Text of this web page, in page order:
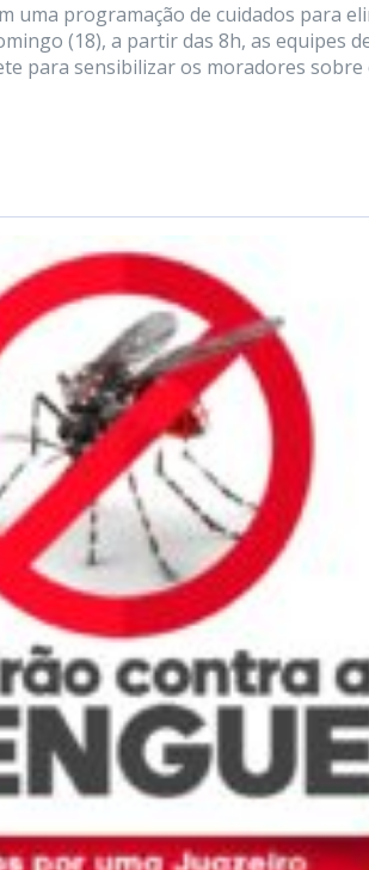
uma programação de cuidados para
(18), a partir das 8h, as equipes
para sensibilizar os moradores sobre